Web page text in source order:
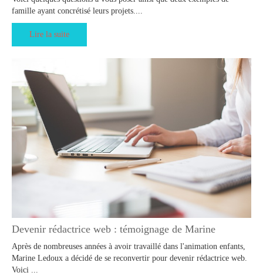
famille ayant concrétisé leurs projets....
Lire la suite
Devenir rédactrice web : témoignage de Marine
Après de nombreuses années à avoir travaillé dans l'animation enfants,
Marine Ledoux a décidé de se reconvertir pour devenir rédactrice web.
Voici ...